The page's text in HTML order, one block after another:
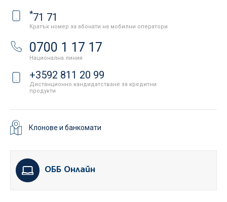
*71 71
Кратък номер за абонати на мобилни оператори
0700 1 17 17
Национална линия
+3592 811 20 99
Дистанционно кандидатстване за кредитни
продукти
Клонове и банкомати
ОББ Онлайн